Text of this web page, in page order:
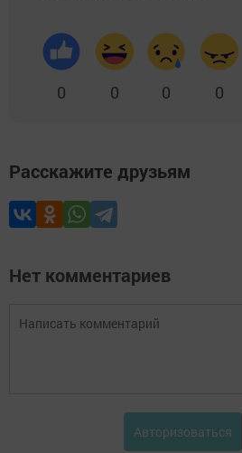
0 0 0 0
Расскажите друзьям
Нет комментариев
Авторизоваться